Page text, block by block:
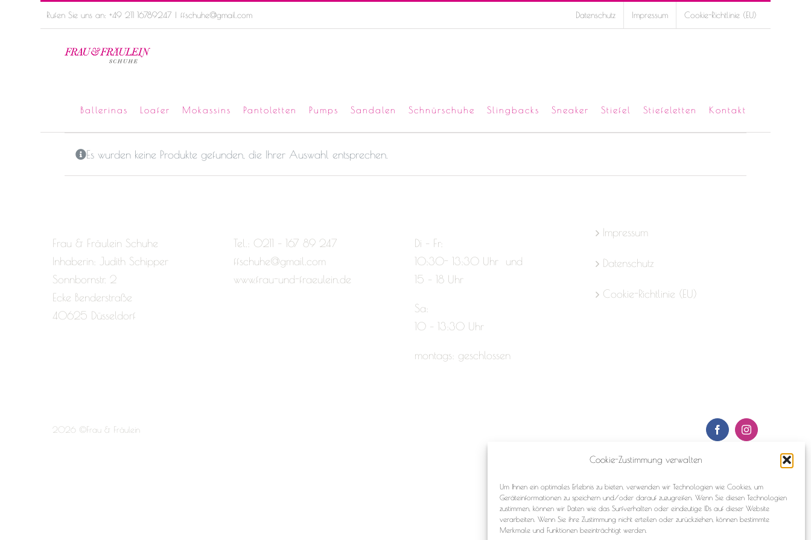
Cookie-Zustimmung verwalten
Um Ihnen ein optimales Erlebnis zu bieten, verwenden wir Technologien wie Cookies, um
Geräteinformationen zu speichern und/oder darauf zuzugreifen. Wenn Sie diesen Technologien
zustimmen, können wir Daten wie das Surfverhalten oder eindeutige IDs auf dieser Website
verarbeiten. Wenn Sie ihre Zustimmung nicht erteilen oder zurückziehen, können bestimmte
Merkmale und Funktionen beeinträchtigt werden.
Rufen Sie uns an: +49 211 16789247 | ffschuhe@gmail.com Datenschutz Impressum Cookie-Richtlinie (EU)
Ballerinas Loafer Mokassins Pantoletten Pumps Sandalen Schnürschuhe Slingbacks Sneaker Stiefel Stiefeletten Kontakt
Es wurden keine Produkte gefunden, die Ihrer Auswahl entsprechen.
Frau & Fräulein Schuhe
Inhaberin: Judith Schipper
Sonnbornstr. 2
Ecke Benderstraße
40625 Düsseldorf
Tel.: 0211 – 167 89 247
ffschuhe@gmail.com
www.frau-und-fraeulein.de
Di – Fr:
10:30- 13:30 Uhr und
15 – 18 Uhr
Sa:
10 – 13:30 Uhr
montags: geschlossen
Impressum
Datenschutz
Cookie-Richtlinie (EU)
2026 ©Frau & Fräulein FacebookInstagram